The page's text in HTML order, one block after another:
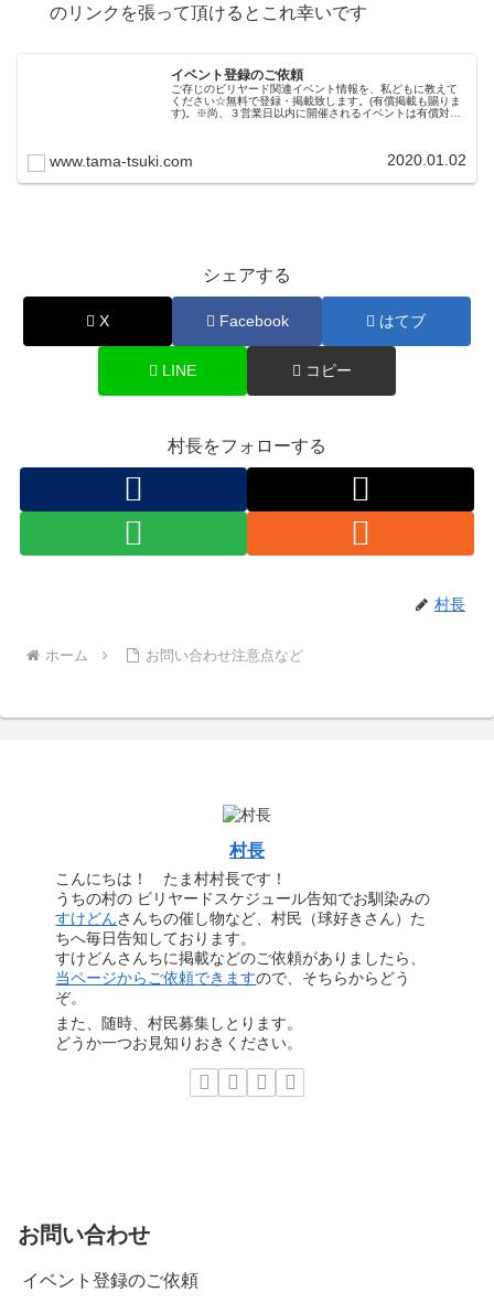
のリンクを張って頂けるとこれ幸いです
イベント登録のご依頼
ご存じのビリヤード関連イベント情報を、私どもに教えて
ください☆無料で登録・掲載致します。(有償掲載も賜りま
す)。※尚、３営業日以内に開催されるイベントは有償対応
www.tama-tsuki.com 2020.01.02
シェアする
X Facebook はてブ
LINE コピー
村長をフォローする
村長
ホーム お問い合わせ注意点など
村長
こんにちは！ たま村村長です！
うちの村の ビリヤードスケジュール告知でお馴染みの
すけどんさんちの催し物など、村民（球好きさん）た
ちへ毎日告知しております。
すけどんさんちに掲載などのご依頼がありましたら、
当ページからご依頼できますので、そちらからどう
ぞ。
また、随時、村民募集しとります。
どうか一つお見知りおきください。
お問い合わせ
イベント登録のご依頼